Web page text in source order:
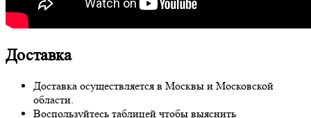
Доставка
Доставка осуществляется в Москвы и Московской
области.
Воспользуйтесь таблицей чтобы выяснить